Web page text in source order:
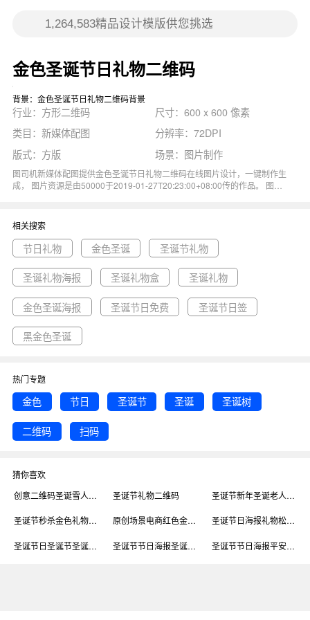
金色圣诞节日礼物二维码
背景：金色圣诞节日礼物二维码背景
行业：方形二维码
尺寸：600 x 600 像素
类目：新媒体配图
分辨率：72DPI
版式：方版
场景：图片制作
图司机新媒体配图提供金色圣诞节日礼物二维码在线图片设计，一键制作生
成， 图片资源是由50000于2019-01-27T20:23:00+08:00传的作品。 图片
用于方形二维码行业，为您推荐与金色圣诞节日礼物二维码相关的专题节日
礼物, 金色圣诞, 圣诞节礼物等优质图片模板资源。
相关搜索
节日礼物 金色圣诞 圣诞节礼物
圣诞礼物海报 圣诞礼物盒 圣诞礼物
金色圣诞海报 圣诞节日免费 圣诞节日签
黑金色圣诞
热门专题
金色 节日 圣诞节 圣诞 圣诞树
二维码 扫码
猜你喜欢
创意二维码圣诞雪人礼物
圣诞节礼物二维码 圣诞节新年圣诞老人礼物金色海报
圣诞节秒杀金色礼物简约营销长图 原创场景电商红色金色圣诞树红色礼物C4D 圣诞节日海报礼物松果圣诞树鹿角简约扁平白
圣诞节日圣诞节圣诞老人圣诞礼物节日 圣诞节节日海报圣诞礼物平安夜圣诞老人 圣诞节节日海报平安夜圣诞礼物